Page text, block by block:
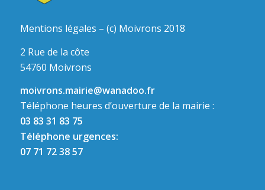
Mentions légales – (c) Moivrons 2018
2 Rue de la côte
54760 Moivrons
moivrons.mairie@wanadoo.fr
Téléphone heures d’ouverture de la mairie :
03 83 31 83 75
Téléphone urgences:
07 71 72 38 57